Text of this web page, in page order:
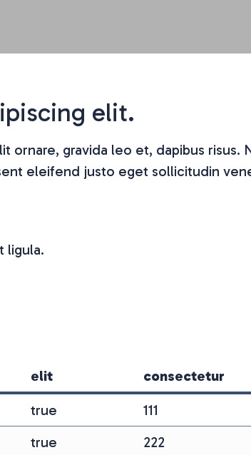
elit.
gravida leo et, dapibus risus.
eleifend justo eget sollicitudin
ligula.
elit
consectetur
true
111
true
222